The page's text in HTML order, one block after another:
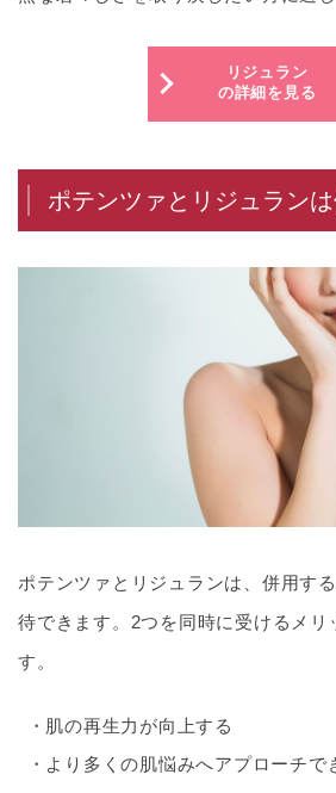
リジュラン
の詳細を見る
ポテンツァとリジュラン
ポテンツァとリジュランは、併用す
待できます。2つを同時に受けるメリ
す。
肌の再生力が向上する
より多くの肌悩みへアプローチで